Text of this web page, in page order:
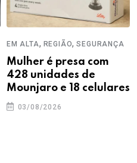
EM ALTA, REGIÃO,SEGURANÇA
Mulher é presa com
428 unidades de
Mounjaro e 18 celulares
03/08/2026